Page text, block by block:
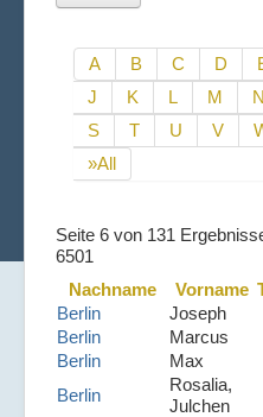
A B C D
J
K L M N
S
T U V
»All
Seite 6 von 131
6501
Nachname
Vorname
Berlin
Joseph
Berlin
Marcus
Berlin
Max
Berlin
Rosalia,
Julchen